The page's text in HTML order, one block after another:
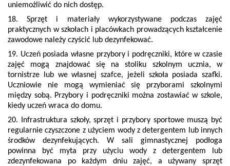
uniemożliwić do nich dostęp.
18. Sprzęt i materiały wykorzystywane podczas zajęć
praktycznych w szkołach i placówkach prowadzących kształcenie
zawodowe należy czyścić lub dezynfekować.
19. Uczeń posiada własne przybory i podręczniki, które w czasie
zajęć mogą znajdować się na stoliku szkolnym ucznia, w
tornistrze lub we własnej szafce, jeżeli szkoła posiada szafki.
Uczniowie nie mogą wymieniać się przyborami szkolnymi
między sobą. Przybory i podręczniki można zostawiać w szkole,
kiedy uczeń wraca do domu.
20. Infrastruktura szkoły, sprzęt i przybory sportowe muszą być
regularnie czyszczone z użyciem wody z detergentem lub innych
środków dezynfekujących. W sali gimnastycznej podłoga
powinna być myta przy użyciu wody z detergentem lub
zdezynfekowana po każdym dniu zajęć, a używany sprzęt